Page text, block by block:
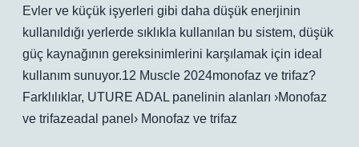
Evler ve küçük işyerleri gibi daha düşük enerjinin
kullanıldığı yerlerde sıklıkla kullanılan bu sistem, düşük
güç kaynağının gereksinimlerini karşılamak için ideal
kullanım sunuyor.12 Muscle 2024monofaz ve trifaz?
Farklılıklar, UTURE ADAL panelinin alanları ›Monofaz
ve trifazeadal panel› Monofaz ve trifaz